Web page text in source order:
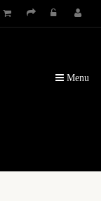
Menu